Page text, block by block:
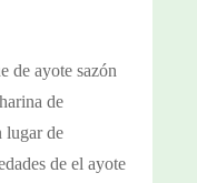
de ayote sazón
de
lugar de
de el ayote